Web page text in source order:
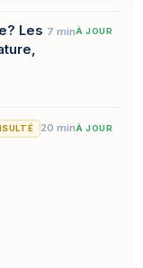
Les 7 minÀ JOUR
20 minÀ JOUR